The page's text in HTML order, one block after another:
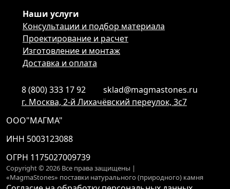
Наши услуги
Консультации и подбор материала
Проектирование и расчет
Изготовление и монтаж
Доставка и оплата
8 (800) 333 17 92 sklad@magmastones.ru
ООО"МАГМА"
ИНН 5003123088
г. Москва, 2-й Лихачёвский переулок, 3с7
ОГРН 1175027009739
Copyright © 2026 Все права защищены |
«MagmaStones» поставки натурального (природного) камня